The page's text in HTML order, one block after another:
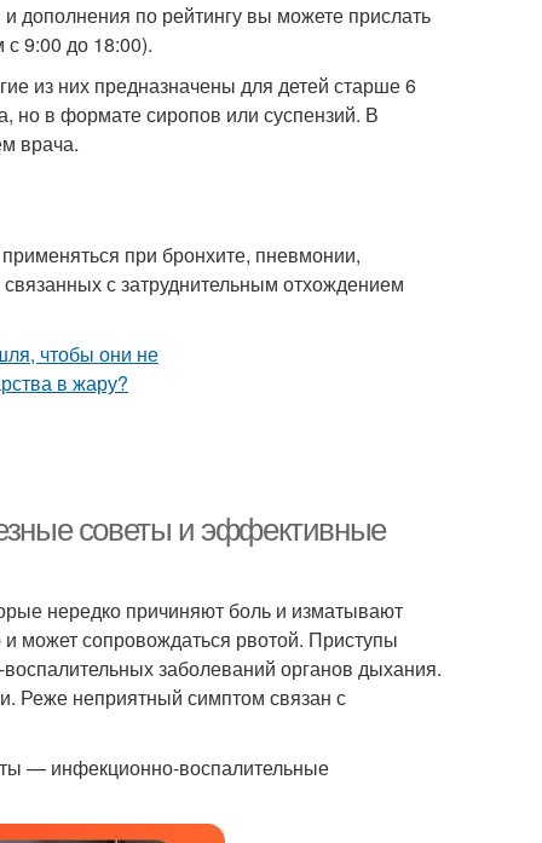
дополнения по рейтингу вы можете прислать
9:00 до 18:00).
из них предназначены для детей старше 6
но в формате сиропов или суспензий. В
врача.
при бронхите, пневмонии,
с затруднительным отхождением
советы и эффективные
нередко причиняют боль и изматывают
может сопровождаться рвотой. Приступы
заболеваний органов дыхания.
Реже неприятный симптом связан с
— инфекционно-воспалительные